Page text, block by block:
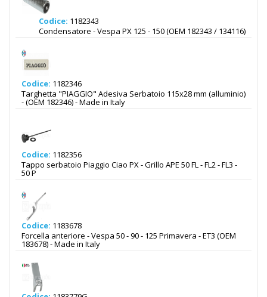
Codice: 1182343
Condensatore - Vespa PX 125 - 150 (OEM 182343 / 134116)
Codice: 1182346
Targhetta "PIAGGIO" Adesiva Serbatoio 115x28 mm (alluminio)
- (OEM 182346) - Made in Italy
Codice: 1182356
Tappo serbatoio Piaggio Ciao PX - Grillo APE 50 FL - FL2 - FL3 -
50 P
Codice: 1183678
Forcella anteriore - Vespa 50 - 90 - 125 Primavera - ET3 (OEM
183678) - Made in Italy